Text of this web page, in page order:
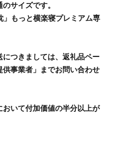
サイズです。
もっと横楽寝プレミアム専
つきましては、返礼品ペー
事業者」までお問い合わせ
おいて付加価値の半分以上が